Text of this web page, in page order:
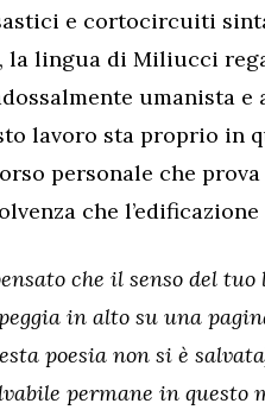
e cortocircuiti
la lingua di Miliucci
umanista
lavoro sta proprio in
personale che
che
che il senso del
in alto su una
poe­sia non si è
permane in questo